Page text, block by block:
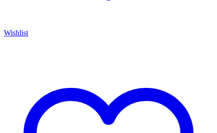
Wishlist